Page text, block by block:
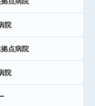
院
点病院
院